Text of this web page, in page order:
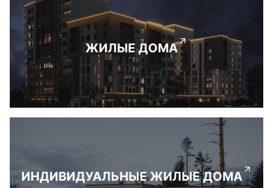
ЖИЛЫЕ ДОМА
ИНДИВИДУАЛЬНЫЕ ЖИЛЫЕ ДОМА